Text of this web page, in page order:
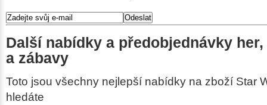
Další nabídky a předobjednávky
a zábavy
Toto jsou všechny nejlepší nabídky na zboží Star
hledáte